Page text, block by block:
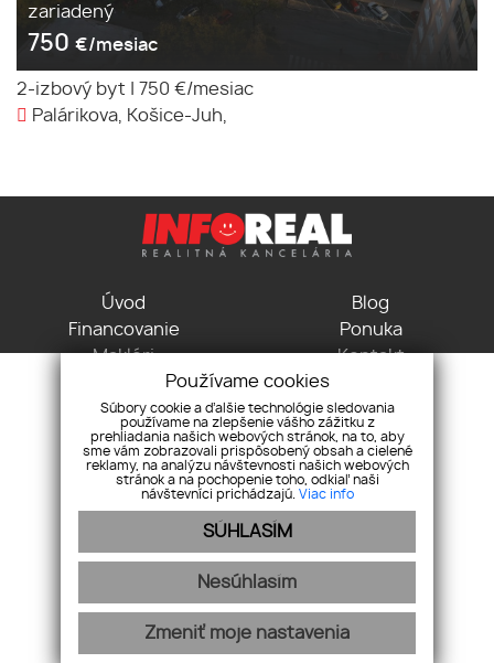
zariadený
750 €/mesiac
2-izbový byt
750 €/mesiac
Palárikova, Košice-Juh,
Úvod
Financovanie
Makléri
Blog
Ponuka
Kontakt
Pravidlá cookies
Vodná 3, 04001 Košice
+421 915 715 115
kancelaria@inforeal.sk
Pridajte si nás
webex.digital- REALVIA.sk
Používame cookies
Súbory cookie a ďalšie technológie sledovania
používame na zlepšenie vášho zážitku z
prehliadania našich webových stránok, na to, aby
sme vám zobrazovali prispôsobený obsah a cielené
reklamy, na analýzu návštevnosti našich webových
stránok a na pochopenie toho, odkiaľ naši
návštevníci prichádzajú. Viac info
SÚHLASÍM
Nesúhlasím
Zmeniť moje nastavenia